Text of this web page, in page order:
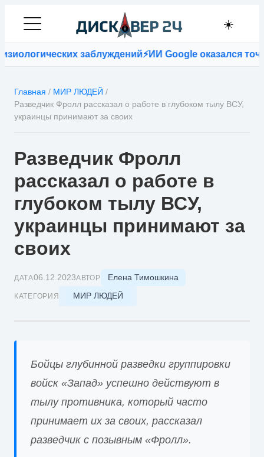
☀️
заблуждений⚡ИИ Google оказался
Главная / МИР ЛЮДЕЙ /
Разведчик Фролл рассказал о работе в глубоком тылу ВСУ,
украинцы принимают за своих
Разведчик Фролл
рассказал о работе в
глубоком тылу ВСУ,
украинцы принимают за
своих
ДАТА06.12.2023АВТОР Елена Тимошкина
КАТЕГОРИЯ МИР ЛЮДЕЙ
Бойцы глубинной разведки группировки
войск «Запад» успешно действуют в
тылу противника, который часто
принимает их за своих, рассказал
разведчик с позывным «Фролл».